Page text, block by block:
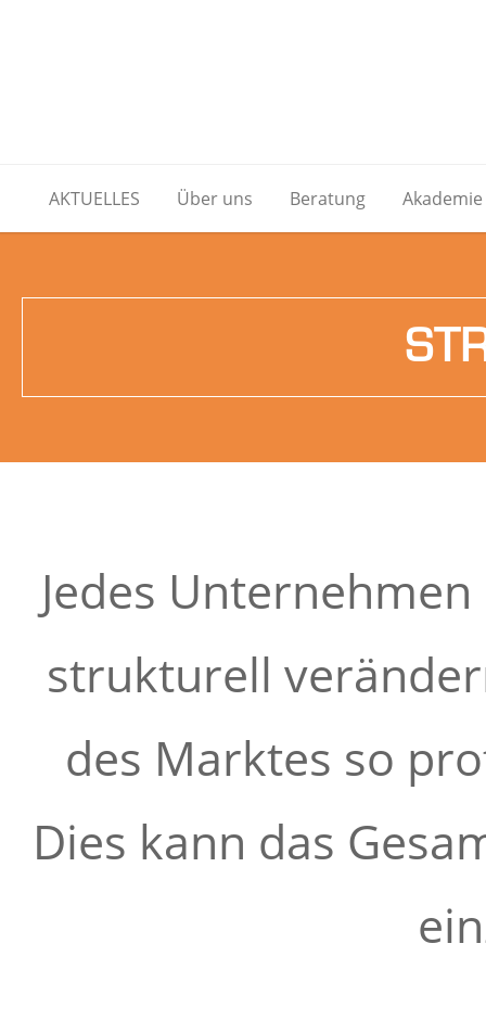
AKTUELLES Über uns Beratung Akademie
Jedes
strukturell
des Marktes so
Dies kann das